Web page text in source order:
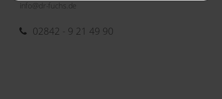
info@dr-fuchs.de
02842 - 9 21 49 90